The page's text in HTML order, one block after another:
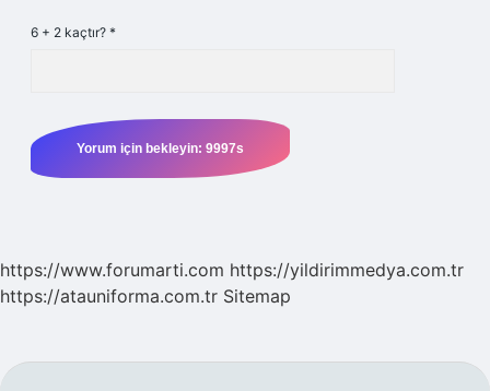
6 + 2 kaçtır? *
https://www.forumarti.com https://yildirimmedya.com.tr
https://atauniforma.com.tr Sitemap